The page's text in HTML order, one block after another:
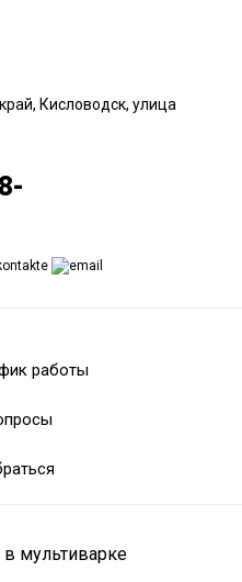
Кисловодск, улица
работы
мультиварке